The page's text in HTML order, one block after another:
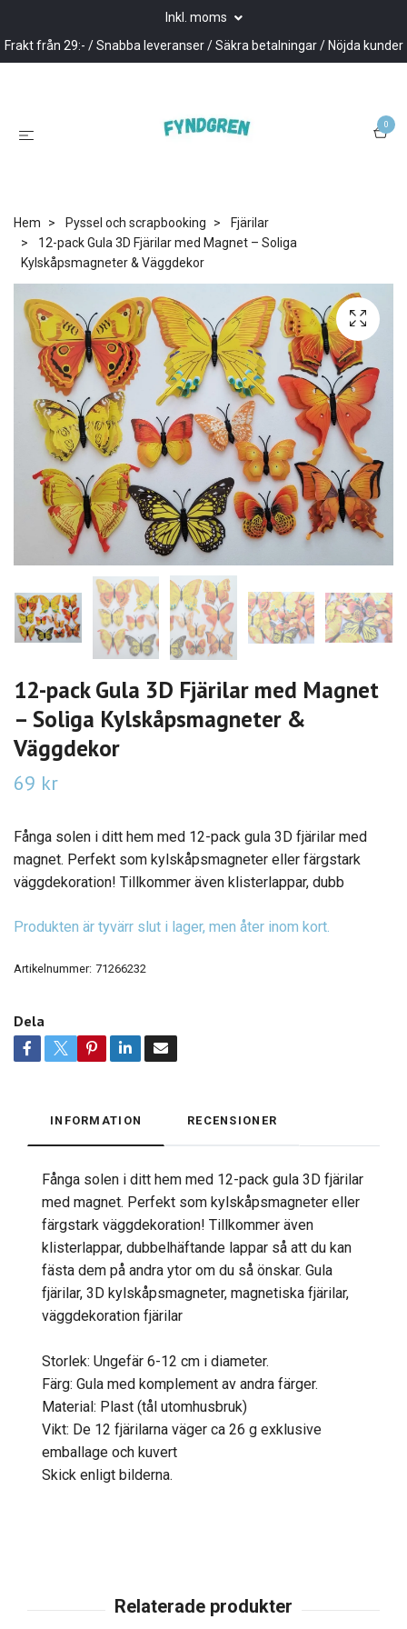
Inkl. moms
Frakt från 29:- / Snabba leveranser / Säkra betalningar / Nöjda kunder
0
Hem Pyssel och scrapbooking
Fjärilar
12-pack Gula 3D Fjärilar med Magnet – Soliga
Kylskåpsmagneter & Väggdekor
12-pack Gula 3D Fjärilar med Magnet
– Soliga Kylskåpsmagneter &
Väggdekor
69 kr
Fånga solen i ditt hem med 12-pack gula 3D fjärilar med
magnet. Perfekt som kylskåpsmagneter eller färgstark
väggdekoration! Tillkommer även klisterlappar, dubb
Produkten är tyvärr slut i lager, men åter inom kort.
Artikelnummer: 71266232
Dela
INFORMATION RECENSIONER
Fånga solen i ditt hem med 12-pack gula 3D fjärilar
med magnet. Perfekt som kylskåpsmagneter eller
färgstark väggdekoration! Tillkommer även
klisterlappar, dubbelhäftande lappar så att du kan
fästa dem på andra ytor om du så önskar. Gula
fjärilar, 3D kylskåpsmagneter, magnetiska fjärilar,
väggdekoration fjärilar
Storlek: Ungefär 6-12 cm i diameter.
Färg: Gula med komplement av andra färger.
Material: Plast (tål utomhusbruk)
Vikt: De 12 fjärilarna väger ca 26 g exklusive
emballage och kuvert
Skick enligt bilderna.